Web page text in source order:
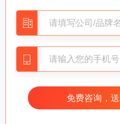
执照涉及的相关方面而定
好能够去了解一下。
（
）条件
了解了目前变更营业
我们来了解一下目前变更